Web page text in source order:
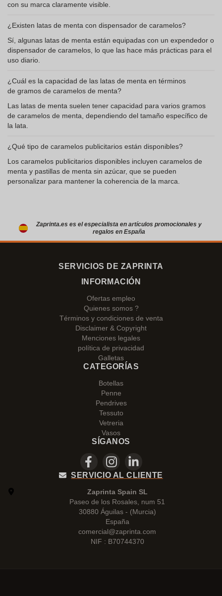
con su marca claramente visible.
¿Existen latas de menta con dispensador de caramelos?
Sí, algunas latas de menta están equipadas con un expendedor o
dispensador de caramelos, lo que las hace más prácticas para el
uso diario.
¿Cuál es la capacidad de las latas de menta en términos
de gramos de caramelos de menta?
Las latas de menta suelen tener capacidad para varios gramos
de caramelos de menta, dependiendo del tamaño específico de
la lata.
¿Qué tipo de caramelos publicitarios están disponibles?
Los caramelos publicitarios disponibles incluyen caramelos de
menta y pastillas de menta sin azúcar, que se pueden
personalizar para mantener la coherencia de la marca.
Zaprinta.es es el especialista en artículos promocionales y
regalos en España
SERVICIOS DE ZAPRINTA
INFORMACIÓN
Ofertas empleo
Quienes somos ?
Términos y condiciones de venta
Disclaimer & Copyright
Menciones legales
política de privacidad
Galletas
CATEGORÍAS
Botellas
Penne
Pendrives
Tessuto
Vetreria
Vasos
SÍGANOS
SERVICIO AL CLIENTE
Zaprinta Spain SL
Paseo de los Rosales, num 51
30880 Águilas - (Murcia)
España
comercial@zaprinta.com
NIF : B70744370